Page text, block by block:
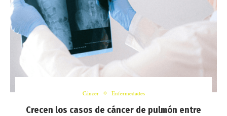
Cáncer Enfermedades
Crecen los casos de cáncer de pulmón entre